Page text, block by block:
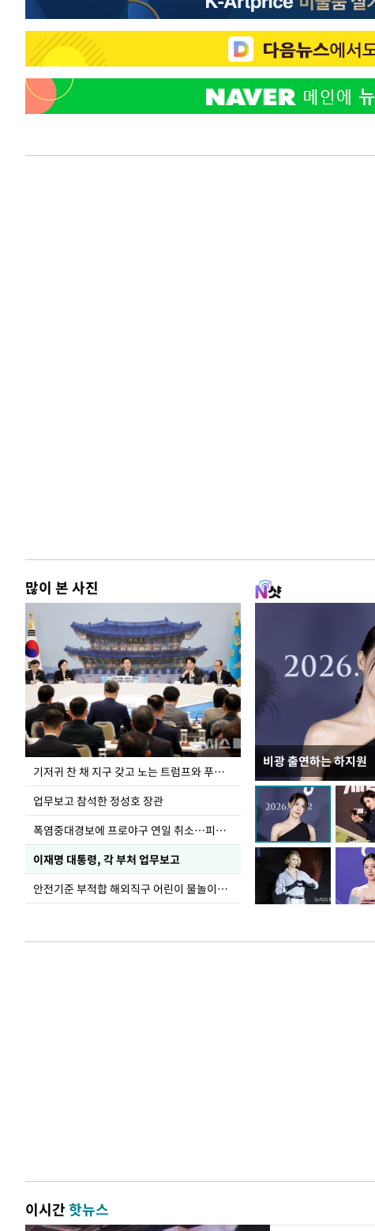
많이 본 사진
기저귀 찬 채 지구 갖고 노는 트럼프와 푸틴 형상 미로
업무보고 참석한 정성호 장관
폭염중대경보에 프로야구 연일 취소…피칭 연습장 '52도'
이재명 대통령, 각 부처 업무보고
안전기준 부적합 해외직구 어린이 물놀이용품 판매 중단 요청한 서울시
비광 출연하는 하지원
가을 준비하는 들녘
이시간핫뉴스